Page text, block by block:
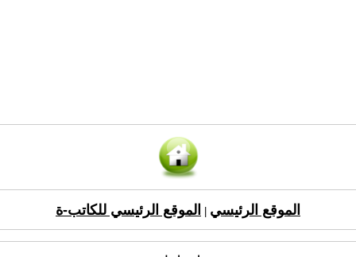
الموقع الرئيسي الموقع الرئيسي للكاتب-ة